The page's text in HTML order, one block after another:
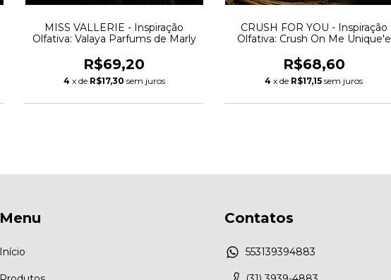
MISS VALLERIE - Inspiração
Olfativa: Valaya Parfums de Marly
R$69,20
4 x de R$17,30 sem juros
CRUSH FOR YOU - Inspiração
Olfativa: Crush On Me Unique'e
R$68,60
4 x de R$17,15 sem juros
Menu
Início
Contatos
553139394883